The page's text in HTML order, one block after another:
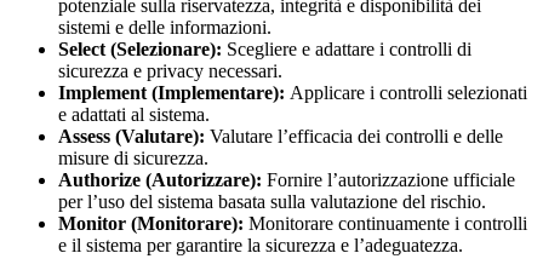
potenziale sulla riservatezza, integrità e disponibilità dei
sistemi e delle informazioni.
Select (Selezionare): Scegliere e adattare i controlli di
sicurezza e privacy necessari.
Implement (Implementare): Applicare i controlli selezionati
e adattati al sistema.
Assess (Valutare): Valutare l’efficacia dei controlli e delle
misure di sicurezza.
Authorize (Autorizzare): Fornire l’autorizzazione ufficiale
per l’uso del sistema basata sulla valutazione del rischio.
Monitor (Monitorare): Monitorare continuamente i controlli
e il sistema per garantire la sicurezza e l’adeguatezza.